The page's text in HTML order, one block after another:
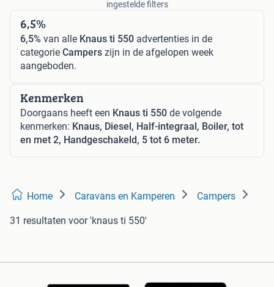
ingestelde filters
6,5%
6,5% van alle Knaus ti 550 advertenties in de
categorie Campers zijn in de afgelopen week
aangeboden.
Kenmerken
Doorgaans heeft een Knaus ti 550 de volgende
kenmerken: Knaus, Diesel, Half-integraal, Boiler, tot
en met 2, Handgeschakeld, 5 tot 6 meter.
Home Caravans en Kamperen Campers
31 resultaten voor 'knaus ti 550'